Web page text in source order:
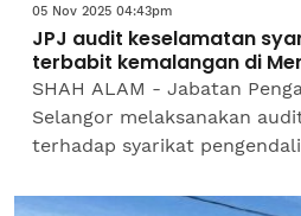
05 Nov 2025 04:43pm
JPJ audit keselamatan
terbabit kemalangan di
SHAH ALAM - Jabatan
Selangor melaksanakan
terhadap syarikat
kenderaan di persimpangan...